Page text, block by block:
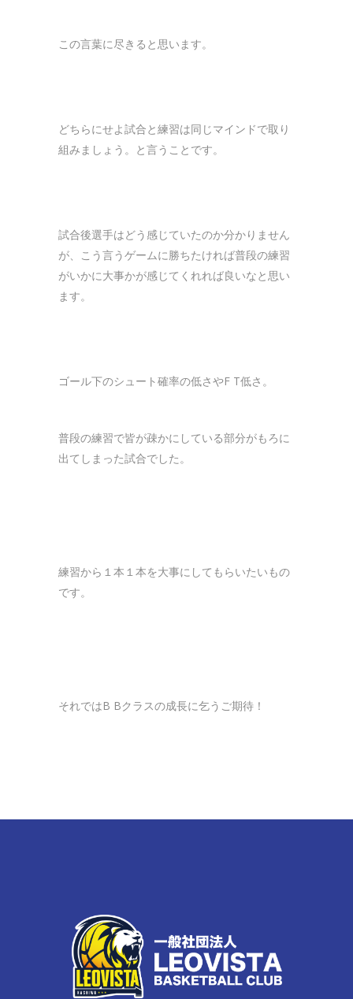
この言葉に尽きると思います。
どちらにせよ試合と練習は同じマインドで取り
組みましょう。と言うことです。
試合後選手はどう感じていたのか分かりません
が、こう言うゲームに勝ちたければ普段の練習
がいかに大事かが感じてくれれば良いなと思い
ます。
ゴール下のシュート確率の低さやF T低さ。
普段の練習で皆が疎かにしている部分がもろに
出てしまった試合でした。
練習から１本１本を大事にしてもらいたいもの
です。
それではB Bクラスの成長に乞うご期待！